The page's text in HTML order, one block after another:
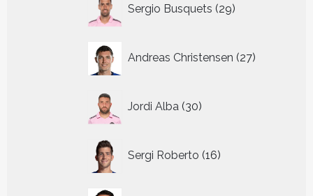
Sergio Busquets 29
producten
Andreas Christensen 27
producten
Jordi Alba 30
producten
Sergi Roberto 16
producten